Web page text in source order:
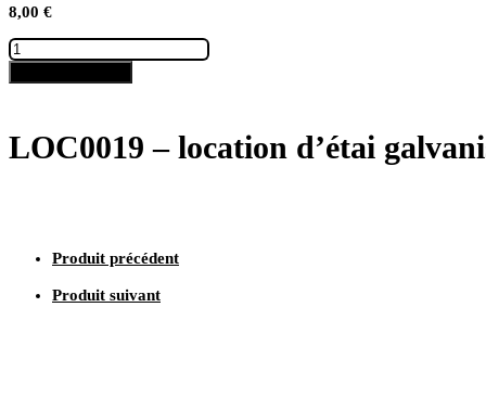
8,00 €
quantité
de
LOC0019
d’étai
galvanisé
LOC0019 – location d’étai
Produit précédent
Produit suivant